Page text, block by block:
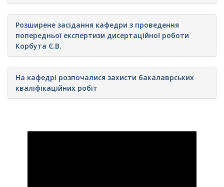
Розширене засідання кафедри з проведення
попередньої експертизи дисертаційної роботи
Корбута Є.В.
На кафедрі розпочалися захисти бакалаврських
кваліфікаційних робіт